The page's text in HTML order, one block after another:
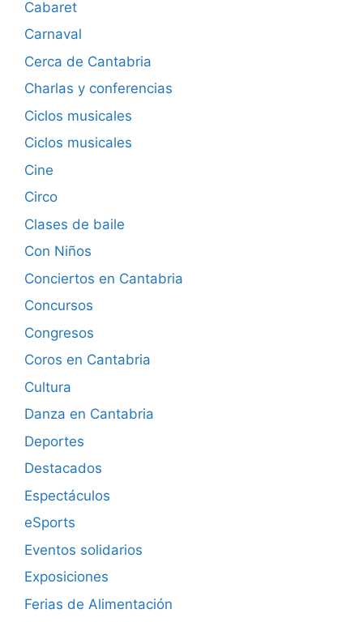
Cabaret
Carnaval
Cerca de Cantabria
Charlas y conferencias
Ciclos musicales
Ciclos musicales
Cine
Circo
Clases de baile
Con Niños
Conciertos en Cantabria
Concursos
Congresos
Coros en Cantabria
Cultura
Danza en Cantabria
Deportes
Destacados
Espectáculos
eSports
Eventos solidarios
Exposiciones
Ferias de Alimentación